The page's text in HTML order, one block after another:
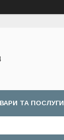
ТА ПОСЛУГИ